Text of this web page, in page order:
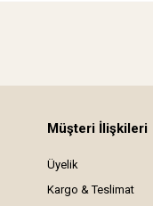
Müşteri İlişkileri
Üyelik
Kargo & Teslimat